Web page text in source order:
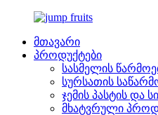
მთავარი
პროდუქტები
სასმელის
სურსათის
ჯემის პასტის და
მხატვრული